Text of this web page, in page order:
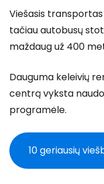
Viešasis
tačiau autobusų
maždaug už 400
Dauguma keleivių
centrą vyksta
programėle.
10 geriausių